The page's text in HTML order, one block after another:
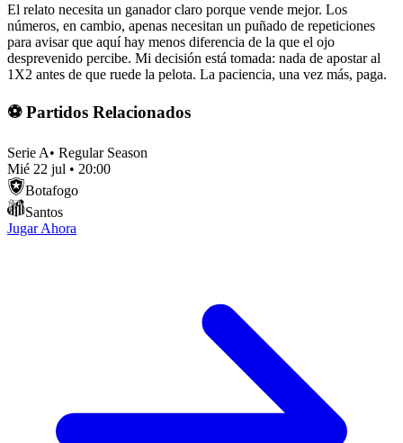
El relato necesita un ganador claro porque vende mejor. Los
números, en cambio, apenas necesitan un puñado de repeticiones
para avisar que aquí hay menos diferencia de la que el ojo
desprevenido percibe. Mi decisión está tomada: nada de apostar al
1X2 antes de que ruede la pelota. La paciencia, una vez más, paga.
⚽ Partidos Relacionados
Serie A• Regular Season
Mié 22 jul • 20:00
Botafogo
Santos
Jugar Ahora